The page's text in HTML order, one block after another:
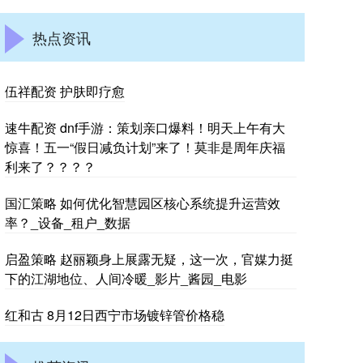
热点资讯
伍祥配资 护肤即疗愈
速牛配资 dnf手游：策划亲口爆料！明天上午有大
惊喜！五一“假日减负计划”来了！莫非是周年庆福
利来了？？？？
国汇策略 如何优化智慧园区核心系统提升运营效
率？_设备_租户_数据
启盈策略 赵丽颖身上展露无疑，这一次，官媒力挺
下的江湖地位、人间冷暖_影片_酱园_电影
红和古 8月12日西宁市场镀锌管价格稳